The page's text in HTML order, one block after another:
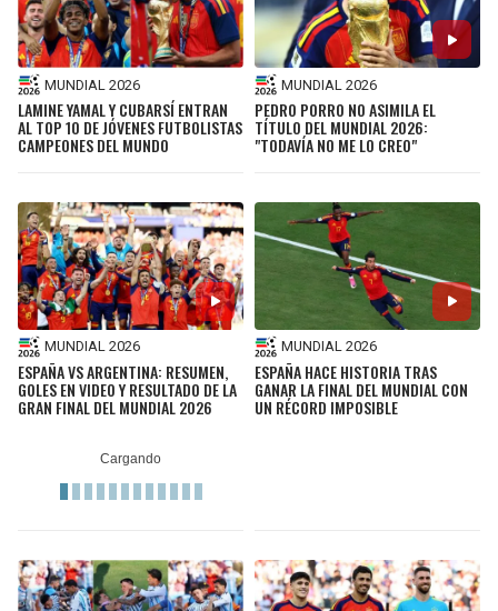
MUNDIAL 2026
LAMINE YAMAL Y CUBARSÍ ENTRAN
AL TOP 10 DE JÓVENES FUTBOLISTAS
CAMPEONES DEL MUNDO
MUNDIAL 2026
PEDRO PORRO NO ASIMILA EL
TÍTULO DEL MUNDIAL 2026:
"TODAVÍA NO ME LO CREO"
MUNDIAL 2026
ESPAÑA VS ARGENTINA: RESUMEN,
GOLES EN VIDEO Y RESULTADO DE LA
GRAN FINAL DEL MUNDIAL 2026
MUNDIAL 2026
ESPAÑA HACE HISTORIA TRAS
GANAR LA FINAL DEL MUNDIAL CON
UN RÉCORD IMPOSIBLE